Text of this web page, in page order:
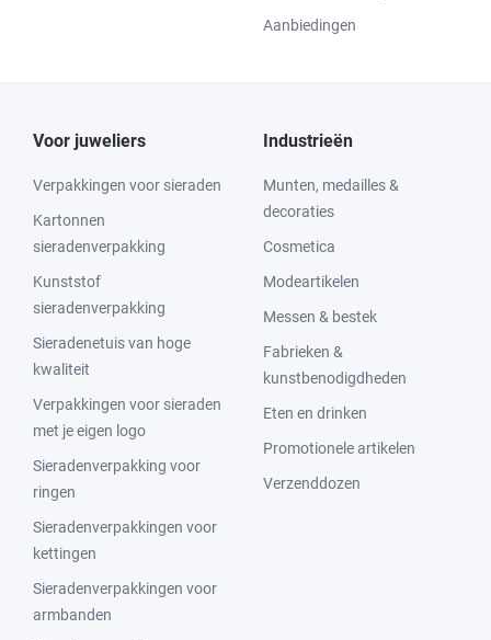
Aanbiedingen
Voor juweliers
Verpakkingen voor sieraden
Kartonnen
sieradenverpakking
Kunststof
sieradenverpakking
Sieradenetuis van hoge
kwaliteit
Verpakkingen voor sieraden
met je eigen logo
Sieradenverpakking voor
ringen
Sieradenverpakkingen voor
kettingen
Sieradenverpakkingen voor
armbanden
Industrieën
Munten, medailles &
decoraties
Cosmetica
Modeartikelen
Messen & bestek
Fabrieken &
kunstbenodigdheden
Eten en drinken
Promotionele artikelen
Verzenddozen